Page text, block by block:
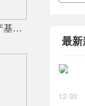
宏宇陶瓷全国星主播溯源广东生产基地，进阶ROI长效变现新路径
最
12-30